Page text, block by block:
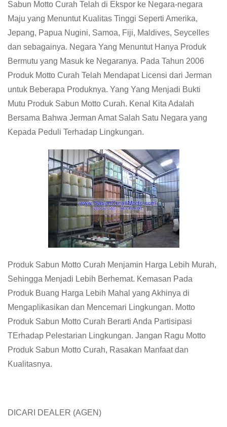
Sabun Motto Curah Telah di Ekspor ke Negara-negara
Maju yang Menuntut Kualitas Tinggi Seperti Amerika,
Jepang, Papua Nugini, Samoa, Fiji, Maldives, Seycelles
dan sebagainya. Negara Yang Menuntut Hanya Produk
Bermutu yang Masuk ke Negaranya. Pada Tahun 2006
Produk Motto Curah Telah Mendapat Licensi dari Jerman
untuk Beberapa Produknya. Yang Yang Menjadi Bukti
Mutu Produk Sabun Motto Curah. Kenal Kita Adalah
Bersama Bahwa Jerman Amat Salah Satu Negara yang
Kepada Peduli Terhadap Lingkungan.
Produk Sabun Motto Curah Menjamin Harga Lebih Murah,
Sehingga Menjadi Lebih Berhemat. Kemasan Pada
Produk Buang Harga Lebih Mahal yang Akhinya di
Mengaplikasikan dan Mencemari Lingkungan. Motto
Produk Sabun Motto Curah Berarti Anda Partisipasi
TErhadap Pelestarian Lingkungan. Jangan Ragu Motto
Produk Sabun Motto Curah, Rasakan Manfaat dan
Kualitasnya.
DICARI DEALER (AGEN)